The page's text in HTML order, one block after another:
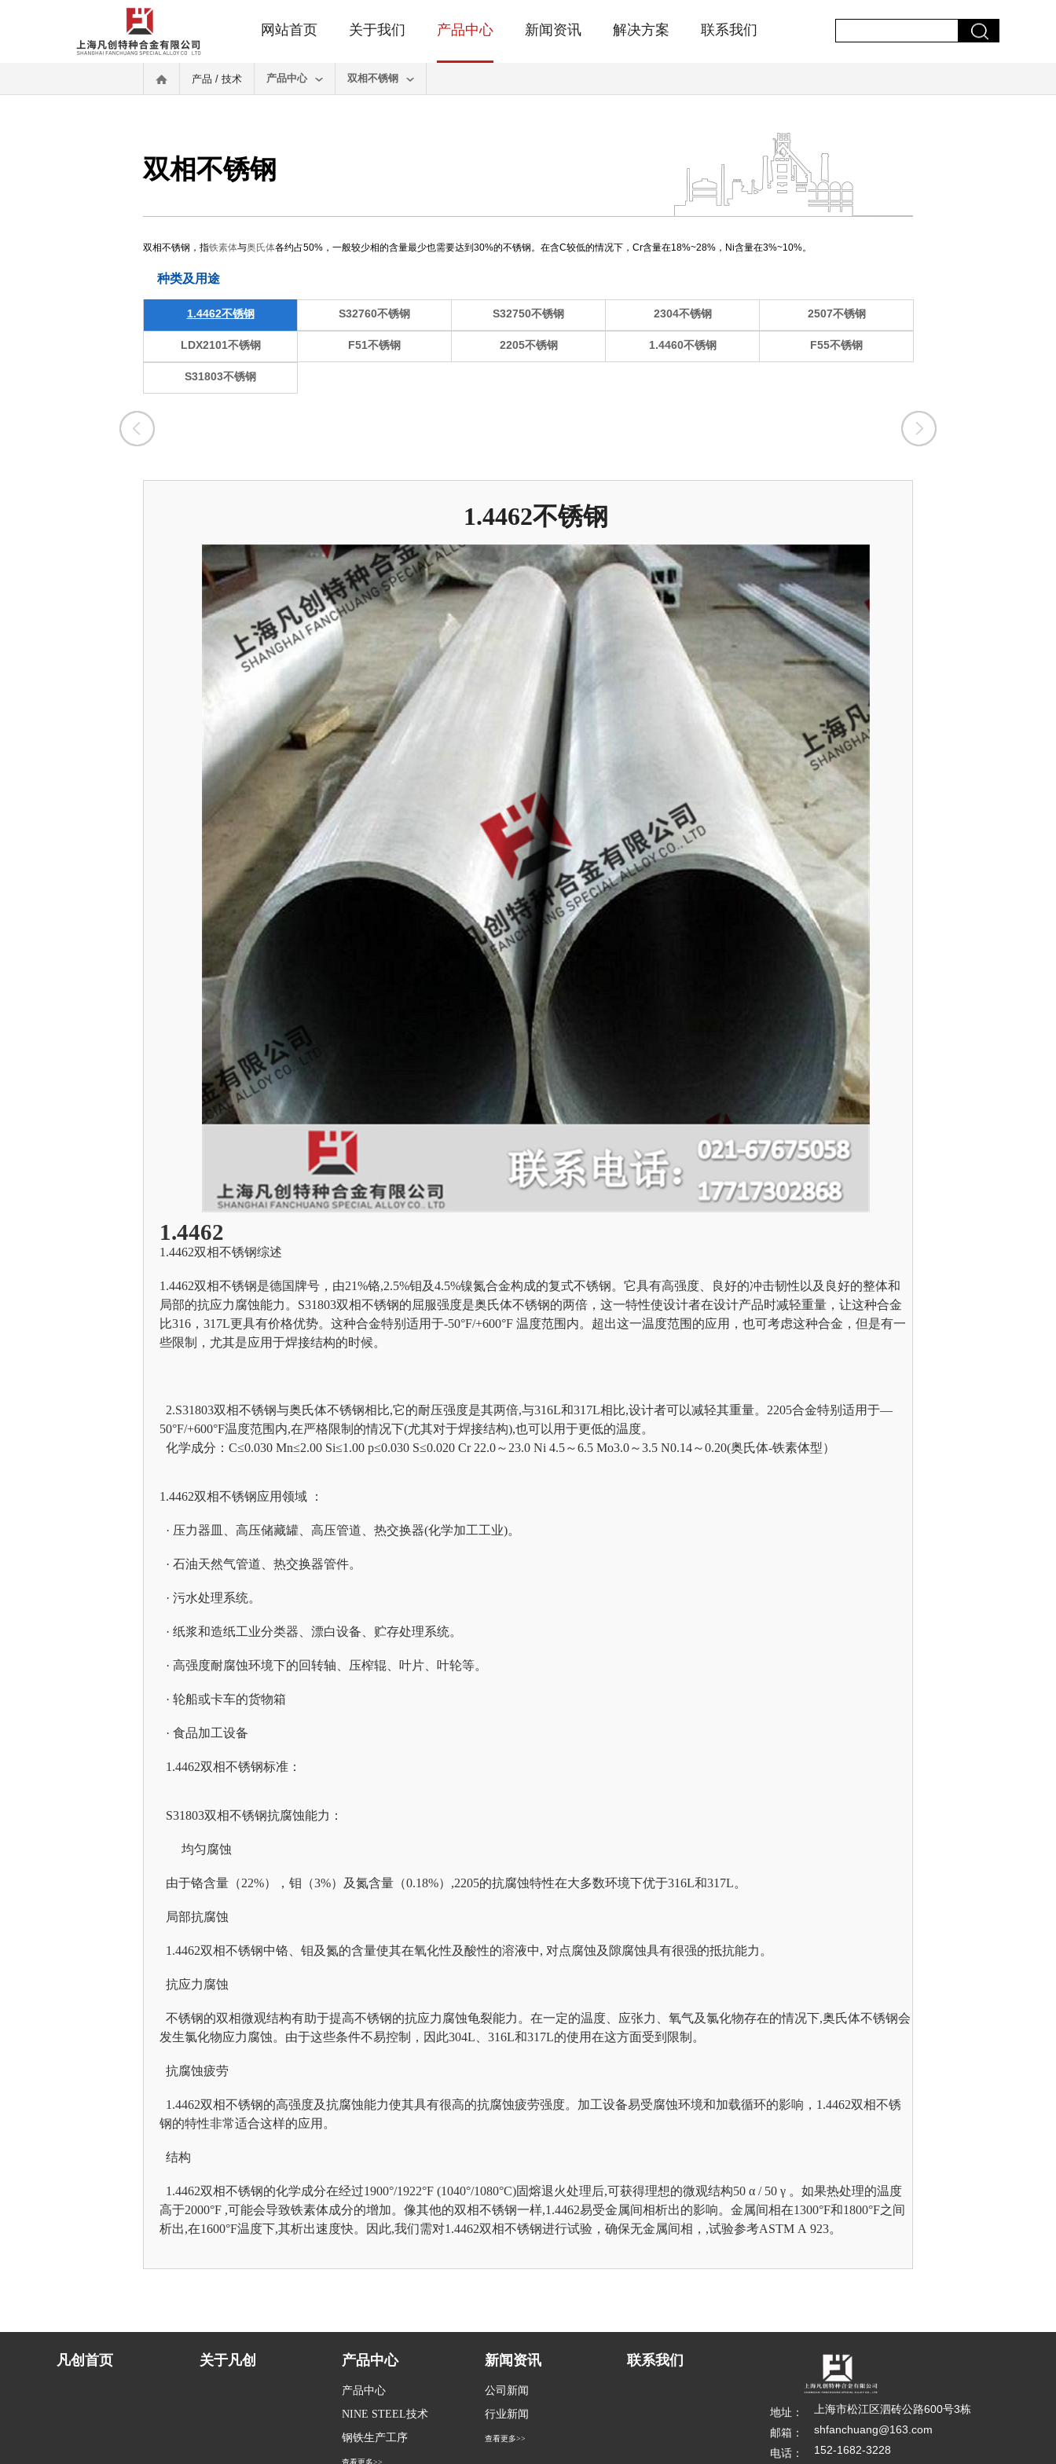
网站首页 关于我们 产品中心 新闻资讯 解决方案 联系我们
产品 / 技术 产品中心 双相不锈钢
双相不锈钢
双相不锈钢，指铁素体与奥氏体各约占50%，一般较少相的含量最少也需要达到30%的不锈钢。在含C较低的情况下，Cr含量在18%~28%，Ni含量在3%~10%。
种类及用途
1.4462不锈钢 S32760不锈钢 S32750不锈钢 2304不锈钢 2507不锈钢
LDX2101不锈钢 F51不锈钢 2205不锈钢 1.4460不锈钢 F55不锈钢
S31803不锈钢
1.4462不锈钢
1.4462
1.4462双相不锈钢综述
1.4462双相不锈钢是德国牌号，由21%铬,2.5%钼及4.5%镍氮合金构成的复式不锈钢。它具有高强度、良好的冲击韧性以及良好的整体和
局部的抗应力腐蚀能力。S31803双相不锈钢的屈服强度是奥氏体不锈钢的两倍，这一特性使设计者在设计产品时减轻重量，让这种合金
比316，317L更具有价格优势。这种合金特别适用于-50°F/+600°F 温度范围内。超出这一温度范围的应用，也可考虑这种合金，但是有一
些限制，尤其是应用于焊接结构的时候。
2.S31803双相不锈钢与奥氏体不锈钢相比,它的耐压强度是其两倍,与316L和317L相比,设计者可以减轻其重量。2205合金特别适用于—
50°F/+600°F温度范围内,在严格限制的情况下(尤其对于焊接结构),也可以用于更低的温度。
化学成分：C≤0.030 Mn≤2.00 Si≤1.00 p≤0.030 S≤0.020 Cr 22.0～23.0 Ni 4.5～6.5 Mo3.0～3.5 N0.14～0.20(奥氏体-铁素体型）
1.4462双相不锈钢应用领域 ：
· 压力器皿、高压储藏罐、高压管道、热交换器(化学加工工业)。
· 石油天然气管道、热交换器管件。
· 污水处理系统。
· 纸浆和造纸工业分类器、漂白设备、贮存处理系统。
· 高强度耐腐蚀环境下的回转轴、压榨辊、叶片、叶轮等。
· 轮船或卡车的货物箱
· 食品加工设备
1.4462双相不锈钢标准：
S31803双相不锈钢抗腐蚀能力：
均匀腐蚀
由于铬含量（22%），钼（3%）及氮含量（0.18%）,2205的抗腐蚀特性在大多数环境下优于316L和317L。
局部抗腐蚀
1.4462双相不锈钢中铬、钼及氮的含量使其在氧化性及酸性的溶液中, 对点腐蚀及隙腐蚀具有很强的抵抗能力。
抗应力腐蚀
不锈钢的双相微观结构有助于提高不锈钢的抗应力腐蚀龟裂能力。在一定的温度、应张力、氧气及氯化物存在的情况下,奥氏体不锈钢会
发生氯化物应力腐蚀。由于这些条件不易控制，因此304L、316L和317L的使用在这方面受到限制。
抗腐蚀疲劳
1.4462双相不锈钢的高强度及抗腐蚀能力使其具有很高的抗腐蚀疲劳强度。加工设备易受腐蚀环境和加载循环的影响，1.4462双相不锈
钢的特性非常适合这样的应用。
结构
1.4462双相不锈钢的化学成分在经过1900°/1922°F (1040°/1080°C)固熔退火处理后,可获得理想的微观结构50 α / 50 γ 。如果热处理的温度
高于2000°F ,可能会导致铁素体成分的增加。像其他的双相不锈钢一样,1.4462易受金属间相析出的影响。金属间相在1300°F和1800°F之间
析出,在1600°F温度下,其析出速度快。因此,我们需对1.4462双相不锈钢进行试验，确保无金属间相，,试验参考ASTM A 923。
凡创首页 关于凡创 产品中心
产品中心
NINE STEEL技术
钢铁生产工序
查看更多>>
新闻资讯
公司新闻
行业新闻
查看更多>>
联系我们
地址：
上海市松江区泗砖公路600号3栋
邮箱：
shfanchuang@163.com
电话：
152-1682-3228